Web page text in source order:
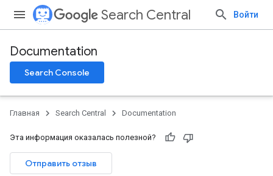
Search Central Войти
Documentation
Search Console
Главная Search Central Documentation
Эта информация оказалась полезной?
Отправить отзыв